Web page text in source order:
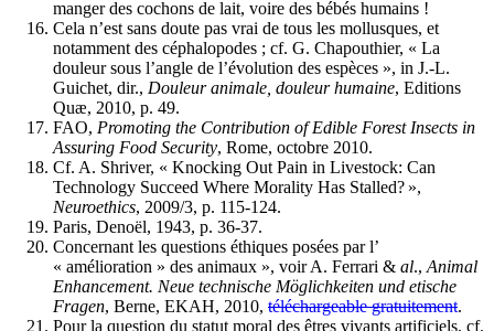
manger des cochons de lait, voire des bébés humains !
Cela n’est sans doute pas vrai de tous les mollusques, et
notamment des céphalopodes ; cf. G. Chapouthier, « La
douleur sous l’angle de l’évolution des espèces », in J.-L.
Guichet, dir., Douleur animale, douleur humaine, Editions
Quæ, 2010, p. 49.
FAO, Promoting the Contribution of Edible Forest Insects in
Assuring Food Security, Rome, octobre 2010.
Cf. A. Shriver, « Knocking Out Pain in Livestock: Can
Technology Succeed Where Morality Has Stalled? »,
Neuroethics, 2009/3, p. 115-124.
Paris, Denoël, 1943, p. 36-37.
Concernant les questions éthiques posées par l’
« amélioration » des animaux », voir A. Ferrari & al., Animal
Enhancement. Neue technische Möglichkeiten und etische
Fragen, Berne, EKAH, 2010, téléchargeable gratuitement.
Pour la question du statut moral des êtres vivants artificiels, cf.